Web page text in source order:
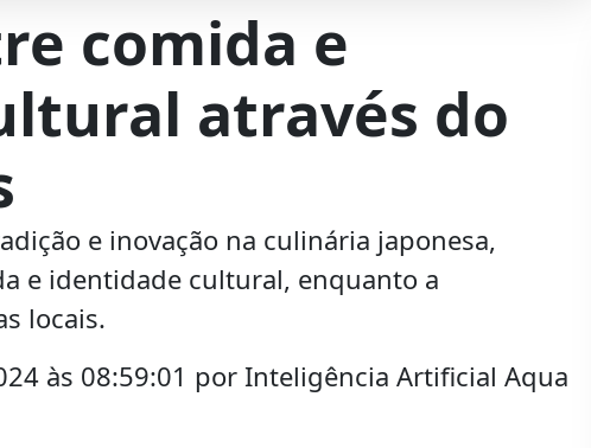
comida e
através do
e inovação na culinária japonesa,
e identidade cultural, enquanto a
locais.
às 08:59:01 por Inteligência Artificial Aqua